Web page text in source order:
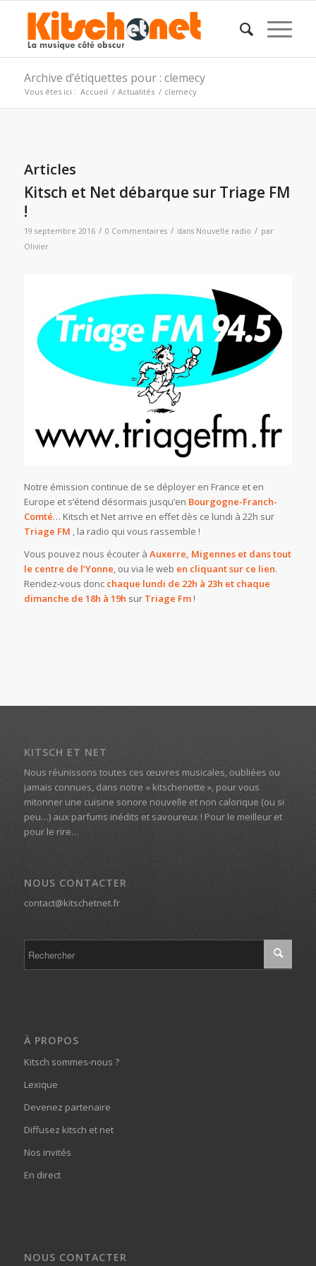
Archive d’étiquettes pour : clemecy
Vous êtes ici : Accueil / Actualités / clemecy
Articles
Kitsch et Net débarque sur Triage FM
!
19 septembre 2016 / 0 Commentaires / dans Nouvelle radio / par
Olivier
Notre émission continue de se déployer en France et en
Europe et s’étend désormais jusqu’en Bourgogne-Franch-
Comté… Kitsch et Net arrive en effet dès ce lundi à 22h sur
Triage FM , la radio qui vous rassemble !
Vous pouvez nous écouter à Auxerre, Migennes et dans tout
le centre de l’Yonne, ou via le web en cliquant sur ce lien.
Rendez-vous donc chaque lundi de 22h à 23h et chaque
dimanche de 18h à 19h sur Triage Fm!
KITSCH ET NET
Nous réunissons toutes ces œuvres musicales, oubliées ou
jamais connues, dans notre « kitschenette », pour vous
mitonner une cuisine sonore nouvelle et non calorique (ou si
peu…) aux parfums inédits et savoureux ! Pour le meilleur et
pour le rire…
NOUS CONTACTER
contact@kitschetnet.fr
À PROPOS
Kitsch sommes-nous ?
Lexique
Devenez partenaire
Diffusez kitsch et net
Nos invités
En direct
NOUS CONTACTER